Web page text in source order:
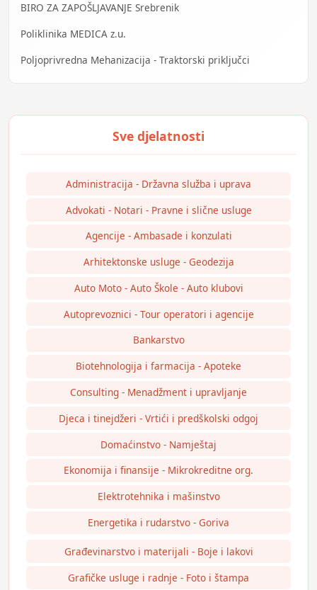
BIRO ZA ZAPOŠLJAVANJE Srebrenik
Poliklinika MEDICA z.u.
Poljoprivredna Mehanizacija - Traktorski priključci
Administracija - Državna služba i uprava
Advokati - Notari - Pravne i slične usluge
Agencije - Ambasade i konzulati
Arhitektonske usluge - Geodezija
Auto Moto - Auto Škole - Auto klubovi
Autoprevoznici - Tour operatori i agencije
Bankarstvo
Biotehnologija i farmacija - Apoteke
Consulting - Menadžment i upravljanje
Djeca i tinejdžeri - Vrtići i predškolski odgoj
Domaćinstvo - Namještaj
Ekonomija i finansije - Mikrokreditne org.
Elektrotehnika i mašinstvo
Energetika i rudarstvo - Goriva
Građevinarstvo i materijali - Boje i lakovi
Grafičke usluge i radnje - Foto i štampa